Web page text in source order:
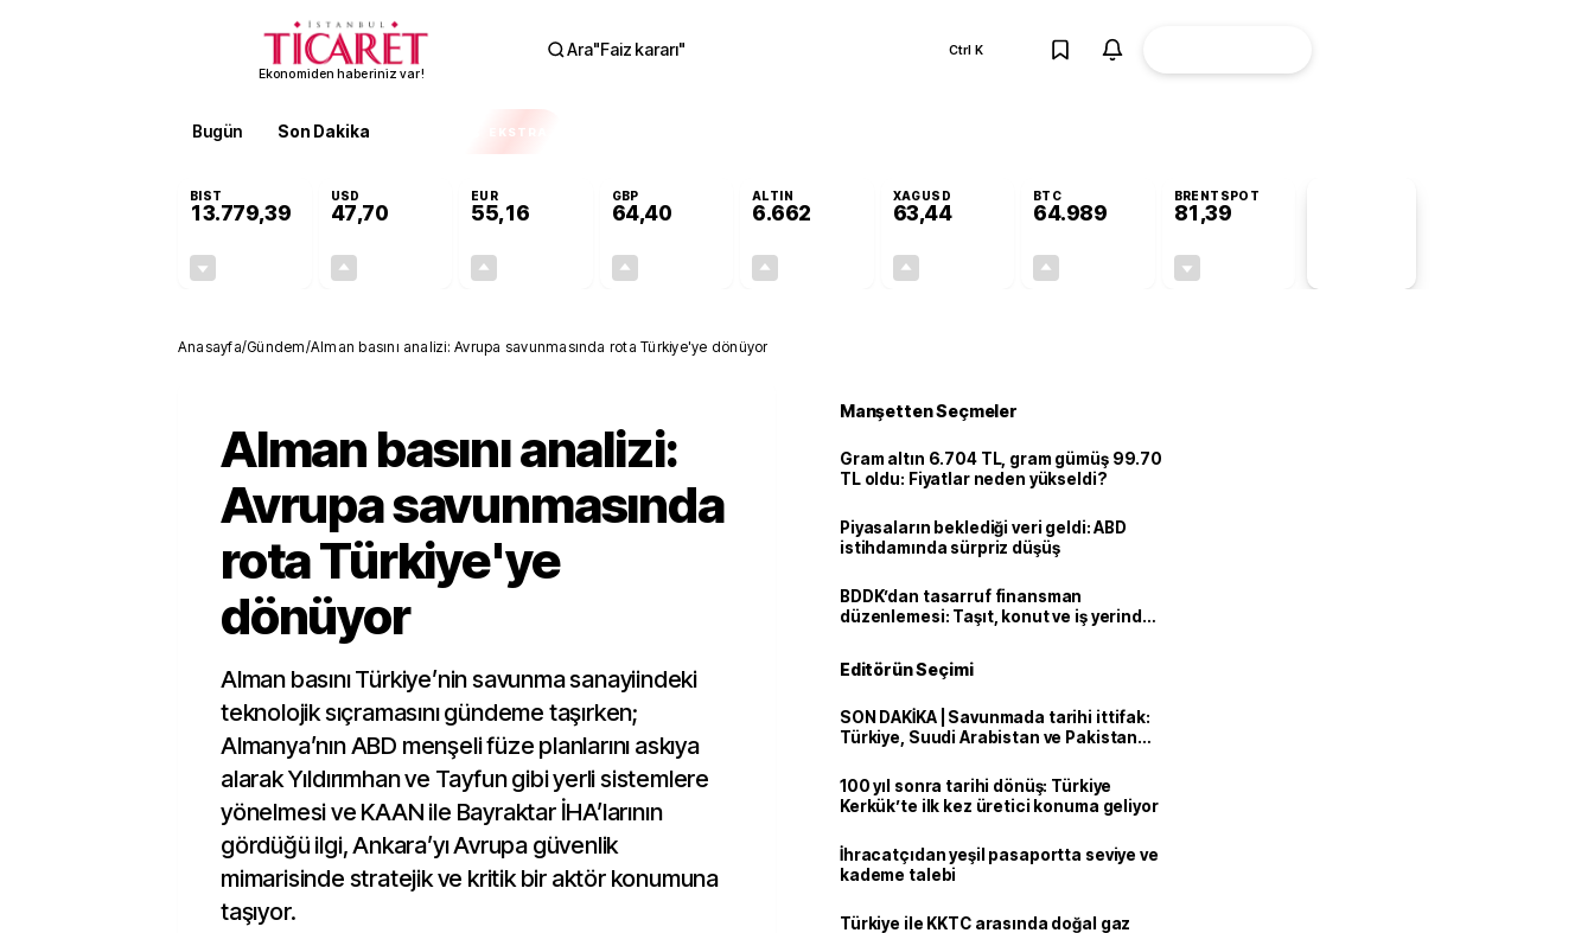
Ekonomiden haberiniz var!
Ara"Faiz kararı" Ctrl K
Bugün Son Dakika EKSTRA
BIST
13.779,39
USD
47,70
EUR
55,16
GBP
64,40
ALTIN
6.662
XAGUSD
63,44
BTC
64.989
BRENTSPOT
81,39
Anasayfa/Gündem/Alman basını analizi: Avrupa savunmasında rota Türkiye'ye dönüyor
Alman basını analizi:
Avrupa savunmasında
rota Türkiye'ye
dönüyor
Alman basını Türkiye’nin savunma sanayiindeki
teknolojik sıçramasını gündeme taşırken;
Almanya’nın ABD menşeli füze planlarını askıya
alarak Yıldırımhan ve Tayfun gibi yerli sistemlere
yönelmesi ve KAAN ile Bayraktar İHA’larının
gördüğü ilgi, Ankara’yı Avrupa güvenlik
mimarisinde stratejik ve kritik bir aktör konumuna
taşıyor.
Manşetten Seçmeler
Gram altın 6.704 TL, gram gümüş 99.70
TL oldu: Fiyatlar neden yükseldi?
Piyasaların beklediği veri geldi: ABD
istihdamında sürpriz düşüş
BDDK’dan tasarruf finansman
düzenlemesi: Taşıt, konut ve iş yerinde
Editörün Seçimi
SON DAKİKA | Savunmada tarihi ittifak:
Türkiye, Suudi Arabistan ve Pakistan
100 yıl sonra tarihi dönüş: Türkiye
Kerkük’te ilk kez üretici konuma geliyor
İhracatçıdan yeşil pasaportta seviye ve
kademe talebi
Türkiye ile KKTC arasında doğal gaz